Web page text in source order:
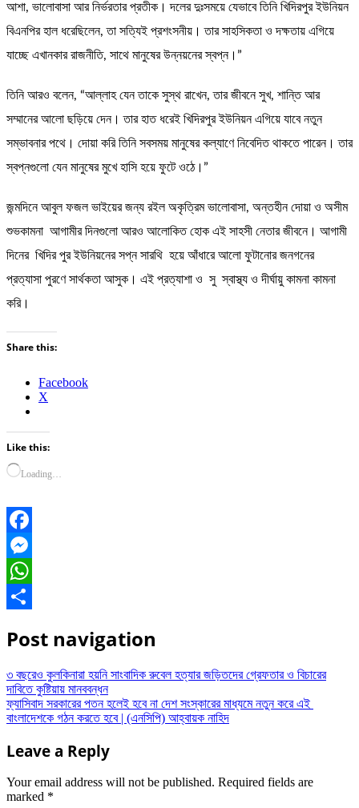
আশা, ভালোবাসা আর নির্ভরতার প্রতীক। দলের দুঃসময়ে যেভাবে তিনি খিদিরপুর ইউনিয়ন
বিএনপির হাল ধরেছিলেন, তা সত্যিই প্রশংসনীয়। তার সাহসিকতা ও দক্ষতায় এগিয়ে
যাচ্ছে এখানকার রাজনীতি, সাথে মানুষের উন্নয়নের স্বপ্ন।”
তিনি আরও বলেন, “আল্লাহ যেন তাকে সুস্থ রাখেন, তার জীবনে সুখ, শান্তি আর
সম্মানের আলো ছড়িয়ে দেন। তার হাত ধরেই খিদিরপুর ইউনিয়ন এগিয়ে যাবে নতুন
সম্ভাবনার পথে। দোয়া করি তিনি সবসময় মানুষের কল্যাণে নিবেদিত থাকতে পারেন। তার
স্বপ্নগুলো যেন মানুষের মুখে হাসি হয়ে ফুটে ওঠে।”
জন্মদিনে আবুল ফজল ভাইয়ের জন্য রইল অকৃত্রিম ভালোবাসা, অন্তহীন দোয়া ও অসীম
শুভকামনা আগামীর দিনগুলো আরও আলোকিত হোক এই সাহসী নেতার জীবনে। আগামী
দিনের খিদির পুর ইউনিয়নের সপ্ন সারথি হয়ে আঁধারে আলো ফুটানোর জনগনের
প্রত্যাসা পুরণে সার্থকতা আসুক। এই প্রত্যাশা ও সু স্বাস্থ্য ও দীর্ঘায়ু কামনা কামনা
করি।
Share this:
Facebook
X
Like this:
Loading…
Facebook
Messenger
WhatsApp
Post navigation
৩ বছরেও কুলকিনারা হয়নি সাংবাদিক রুবেল হত্যার জড়িতদের গ্রেফতার ও বিচারের
দাবিতে কুষ্টিয়ায় মানববন্ধন
ফ্যাসিবাদ সরকারের পতন হলেই হবে না দেশ সংস্কারের মাধ্যমে নতুন করে এই
বাংলাদেশকে গঠন করতে হবে | (এনসিপি) আহ্বায়ক নাহিদ
Leave a Reply
Your email address will not be published. Required fields are
marked *